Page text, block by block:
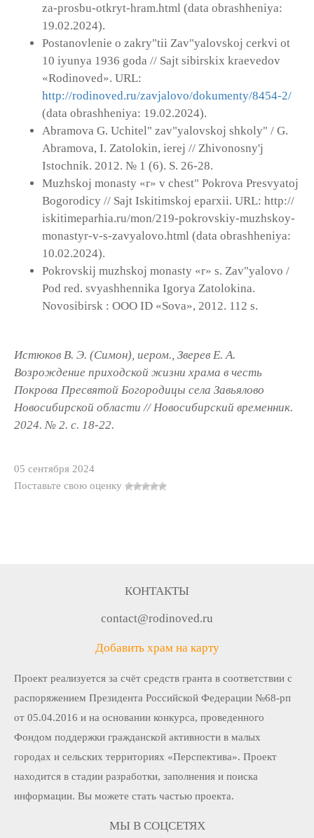
za-prosbu-otkryt-hram.html (data obrashheniya:
19.02.2024).
Postanovlenie o zakry"tii Zav"yalovskoj cerkvi ot
10 iyunya 1936 goda // Sajt sibirskix kraevedov
«Rodinoved». URL:
http://rodinoved.ru/zavjalovo/dokumenty/8454-2/
(data obrashheniya: 19.02.2024).
Abramova G. Uchitel" zav"yalovskoj shkoly" / G.
Abramova, I. Zatolokin, ierej // Zhivonosny'j
Istochnik. 2012. № 1 (6). S. 26-28.
Muzhskoj monasty «r» v chest" Pokrova Presvyatoj
Bogorodicy // Sajt Iskitimskoj eparxii. URL: http://
iskitimeparhia.ru/mon/219-pokrovskiy-muzhskoy-
monastyr-v-s-zavyalovo.html (data obrashheniya:
10.02.2024).
Pokrovskij muzhskoj monasty «r» s. Zav"yalovo /
Pod red. svyashhennika Igorya Zatolokina.
Novosibirsk : OOO ID «Sova», 2012. 112 s.
Истюков В. Э. (Симон), иером., Зверев Е. А.
Возрождение приходской жизни храма в честь
Покрова Пресвятой Богородицы села Завьялово
Новосибирской области // Новосибирский временник.
2024. № 2. с. 18-22.
05 сентября 2024
Поставьте свою оценку
КОНТАКТЫ
contact@rodinoved.ru
Добавить храм на карту
Проект реализуется за счёт средств гранта в соответствии c
распоряжением Президента Российской Федерации №68-рп
от 05.04.2016 и на основании конкурса, проведенного
Фондом поддержки гражданской активности в малых
городах и сельских территориях «Перспектива». Проект
находится в стадии разработки, заполнения и поиска
информации. Вы можете стать частью проекта.
МЫ В СОЦСЕТЯХ